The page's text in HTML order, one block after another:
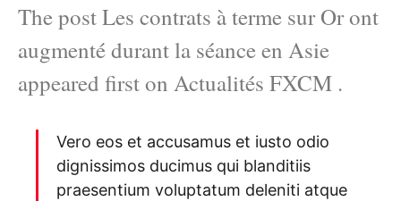
The post Les contrats à terme sur Or ont
augmenté durant la séance en Asie
appeared first on Actualités FXCM .
Vero eos et accusamus et iusto odio
dignissimos ducimus qui blanditiis
praesentium voluptatum deleniti atque